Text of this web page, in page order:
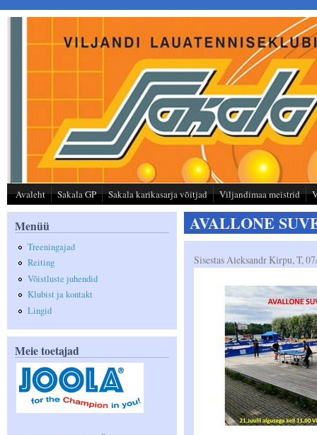
Liigu edasi põhisisu juurde
Avaleht Sakala GP Sakala karikasarja võitjad Viljandimaa meistrid
Menüü
Treeningajad
Reiting
Võistluste juhendid
Klubist ja kontakt
Lingid
Meie toetajad
AVALLONE
SisestasAleksandr Kirpu, T,